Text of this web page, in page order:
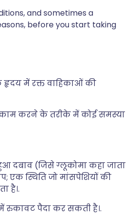
and sometimes a
before you start taking
में रक्त वाहिकाओं की
करने के तरीके में कोई समस्या
दबाव (जिसे ग्लूकोमा कहा जाता
एक स्थिति जो मांसपेशियों की
है।.
रुकावट पैदा कर सकती है।.